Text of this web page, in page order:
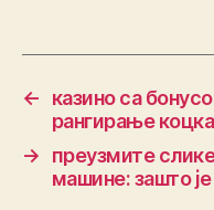
←
казино са
рангирање
→
преузмите
машине: зашто